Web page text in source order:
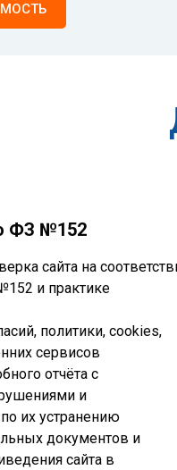
ФЗ №152
сайта на
и практике
политики, cookies,
сервисов
отчёта с
и
их устранению
документов и
сайта в